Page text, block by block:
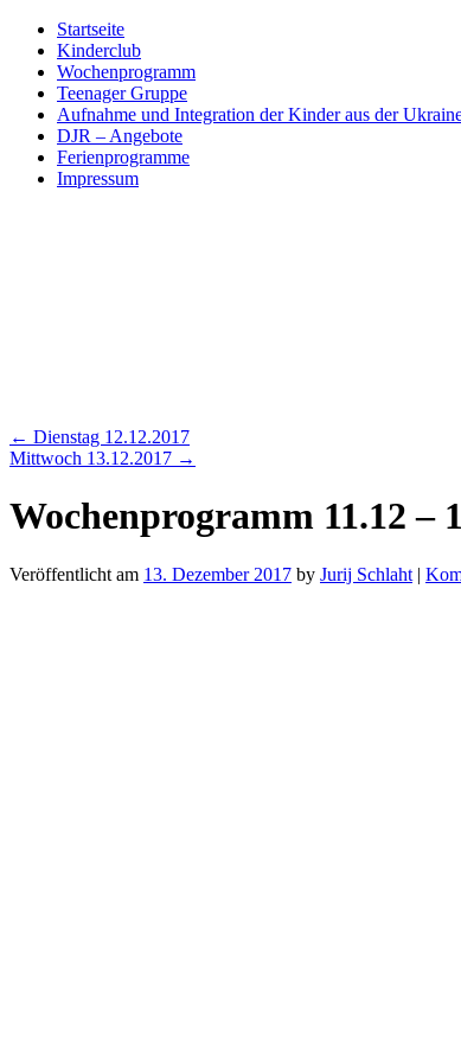
Skip
content
Startseite
Kinderclub
Wochenprogramm
Teenager Gruppe
Aufnahme und Integration der Kinder aus der
DJR – Angebote
Ferienprogramme
Impressum
← Dienstag 12.12.2017
Mittwoch 13.12.2017 →
Wochenprogramm 11.12 –
Veröffentlicht am 13. Dezember 2017 by Jurij Schlaht |